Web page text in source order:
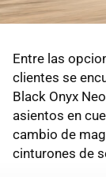
Entre las
clientes se
Black Onyx
asientos en
cambio de
cinturones de